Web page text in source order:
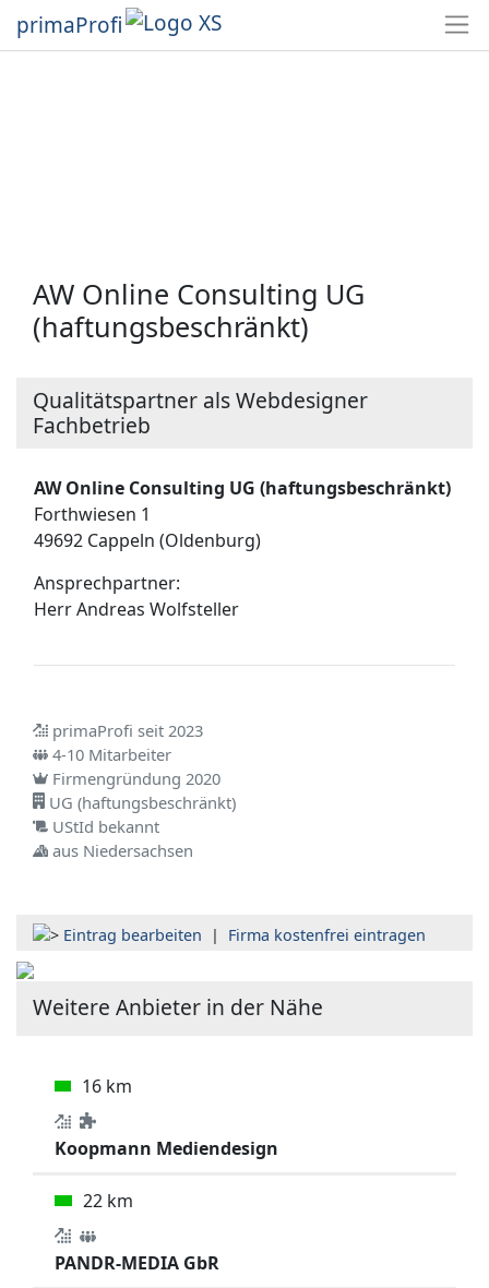
primaProfi
AW Online Consulting UG
(haftungsbeschränkt)
Qualitätspartner als Webdesigner
Fachbetrieb
AW Online Consulting UG (haftungsbeschränkt)
Forthwiesen 1
49692 Cappeln (Oldenburg)
Ansprechpartner:
HerrAndreas Wolfsteller
primaProfi seit 2023
4-10 Mitarbeiter
Firmengründung 2020
UG (haftungsbeschränkt)
UStId bekannt
aus Niedersachsen
Eintrag bearbeiten | Firma kostenfrei eintragen
Weitere Anbieter in der Nähe
16 km
Koopmann Mediendesign
22 km
PANDR-MEDIA GbR